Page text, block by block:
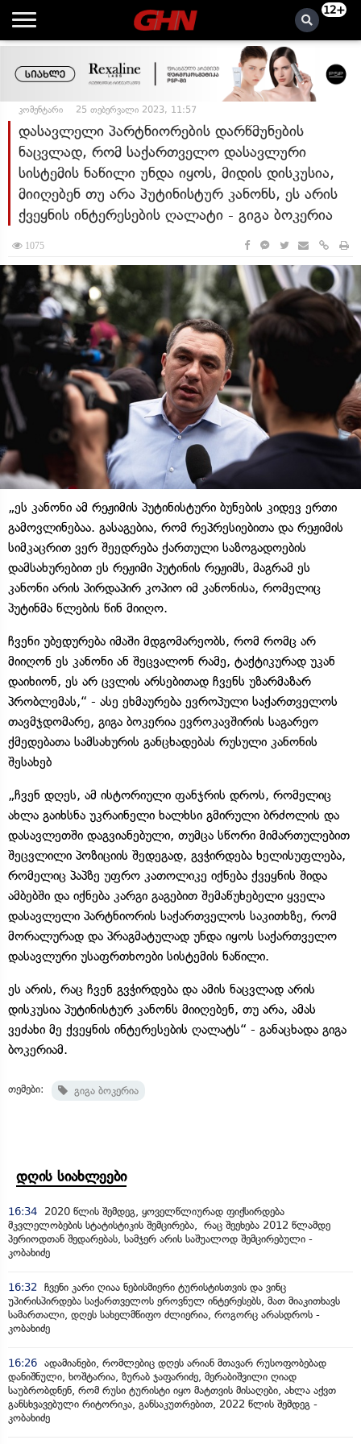
12+
კომენტარი 25 თებერვალი 2023, 11:57
დასავლელი პარტნიორების დარწმუნების
ნაცვლად, რომ საქართველო დასავლური
სისტემის ნაწილი უნდა იყოს, მიდის დისკუსია,
მიიღებენ თუ არა პუტინისტურ კანონს, ეს არის
ქვეყნის ინტერესების ღალატი - გიგა ბოკერია
1075
„ეს კანონი ამ რეჟიმის პუტინისტური ბუნების კიდევ ერთი
გამოვლინებაა. გასაგებია, რომ რეპრესიებითა და რეჟიმის
სიმკაცრით ვერ შეედრება ქართული საზოგადოების
დამსახურებით ეს რეჟიმი პუტინის რეჟიმს, მაგრამ ეს
კანონი არის პირდაპირ კოპიო იმ კანონისა, რომელიც
პუტინმა წლების წინ მიიღო.
ჩვენი უბედურება იმაში მდგომარეობს, რომ რომც არ
მიიღონ ეს კანონი ან შეცვალონ რამე, ტაქტიკურად უკან
დაიხიონ, ეს არ ცვლის არსებითად ჩვენს უზარმაზარ
პრობლემას,“ - ასე ეხმაურება ევროპული საქართველოს
თავმჯდომარე, გიგა ბოკერია ევროკავშირის საგარეო
ქმედებათა სამსახურის განცხადებას რუსული კანონის
შესახებ
„ჩვენ დღეს, ამ ისტორიული ფანჯრის დროს, რომელიც
ახლა გაიხსნა უკრაინელი ხალხსი გმირული ბრძოლის და
დასავლეთში დაგვიანებული, თუმცა სწორი მიმართულებით
შეცვლილი პოზიციის შედეგად, გვჭირდება ხელისუფლება,
რომელიც პაპზე უფრო კათოლიკე იქნება ქვეყნის შიდა
ამბებში და იქნება კარგი გაგებით შემაწუხებელი ყველა
დასავლელი პარტნიორის საქართველოს საკითხზე, რომ
მორალურად და პრაგმატულად უნდა იყოს საქართველო
დასავლური უსაფრთხოები სისტემის ნაწილი.
ეს არის, რაც ჩვენ გვჭირდება და ამის ნაცვლად არის
დისკუსია პუტინისტურ კანონს მიიღებენ, თუ არა, ამას
ვეძახი მე ქვეყნის ინტერესების ღალატს“ - განაცხადა გიგა
ბოკერიამ.
თემები: გიგა ბოკერია
დღის სიახლეები
16:34
2020 წლის შემდეგ, ყოველწლიურად ფიქსირდება
მკვლელობების სტატისტიკის შემცირება, რაც შეეხება 2012 წლამდე
პერიოდთან შედარებას, სამჯერ არის საშუალოდ შემცირებული -
კობახიძე
16:32
ჩვენი კარი ღიაა ნებისმიერი ტურისტისთვის და ვინც
უპირისპირდება საქართველოს ეროვნულ ინტერესებს, მათ მიაკითხავს
სამართალი, დღეს სახელმწიფო ძლიერია, როგორც არასდროს -
კობახიძე
16:26 ადამიანები, რომლებიც დღეს არიან მთავარ რუსოფობებად
დანიშნული, ხოშტარია, ზურაბ ჯაფარიძე, მერაბიშვილი ღიად
საუბრობდნენ, რომ რუსი ტურისტი იყო მატთვის მისაღები, ახლა აქვთ
განსხვავებული რიტორიკა, განსაკუთრებით, 2022 წლის შემდეგ -
კობახიძე